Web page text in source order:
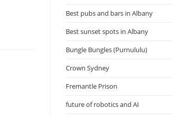
Best pubs and bars in Albany
Best sunset spots in Albany
Bungle Bungles (Purnululu)
Crown Sydney
Fremantle Prison
future of robotics and AI